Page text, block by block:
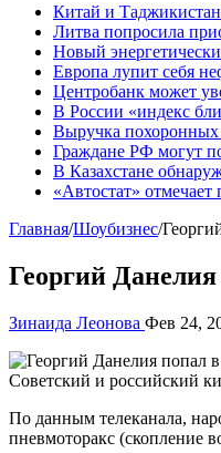
Китай и Таджикистан
Литва попросила
Новый
Европа лупит себя
Центробанк может
В России «индекс
Выручка похоронных
Граждане РФ могут
В Казахстане
«Автостат»
Главная/Шоубизнес/
Георгий
Зинаида Леонова Фев 24,
Советский и российский
По данным телеканала,
пневмоторакс (скопление